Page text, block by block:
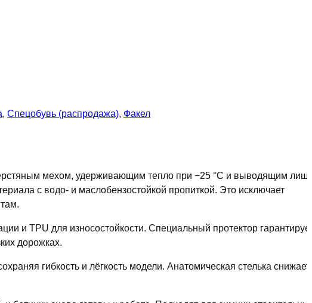
, Спецобувь (распродажа), Факел
мехом, удерживающим тепло при −25 °C и выводящим
с водо- и маслобензостойкой пропиткой. Это исключает
и TPU для износостойкости. Специальный протектор
дорожках.
гибкость и лёгкость модели. Анатомическая стелька снижает